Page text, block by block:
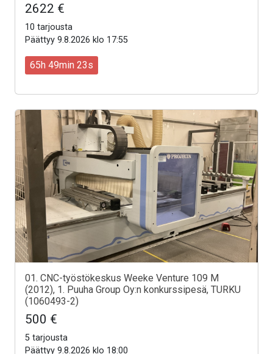
2622 €
10 tarjousta
Päättyy 9.8.2026 klo 17:55
65h 49min 21s
01. CNC-työstökeskus Weeke Venture 109 M
(2012), 1. Puuha Group Oy:n konkurssipesä, TURKU
(1060493-2)
500 €
5 tarjousta
Päättyy 9.8.2026 klo 18:00